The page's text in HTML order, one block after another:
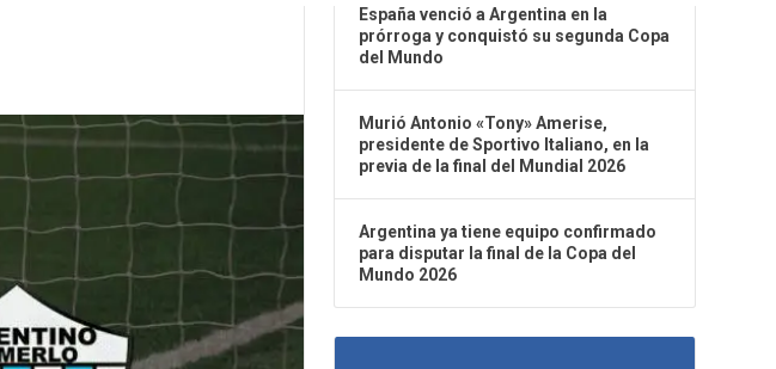
España venció a Argentina en la
prórroga y conquistó su segunda Copa
del Mundo
Murió Antonio «Tony» Amerise,
presidente de Sportivo Italiano, en la
previa de la final del Mundial 2026
Argentina ya tiene equipo confirmado
para disputar la final de la Copa del
Mundo 2026